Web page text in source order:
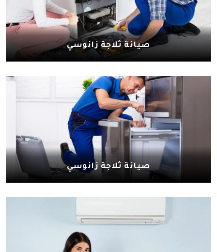
صيانة ثلاجة زانوسي
صيانة ثلاجة زانوسي